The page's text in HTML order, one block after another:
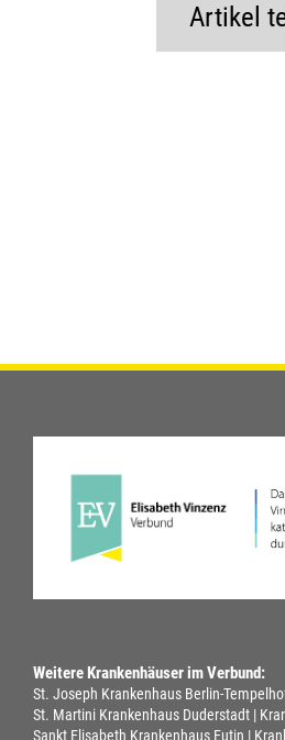
Artikel
Weitere Krankenhäuser im Verbund:
St. Joseph Krankenhaus Berlin-
St. Martini Krankenhaus Duderstadt
Sankt Elisabeth Krankenhaus Eutin